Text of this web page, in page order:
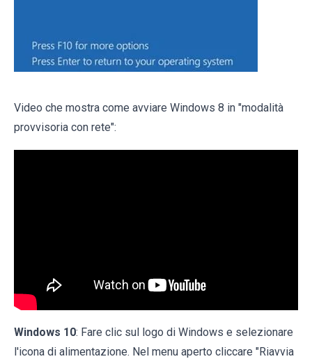
Video che mostra come avviare Windows 8 in "modalità
provvisoria con rete":
Windows 10: Fare clic sul logo di Windows e selezionare
l'icona di alimentazione. Nel menu aperto cliccare "Riavvia